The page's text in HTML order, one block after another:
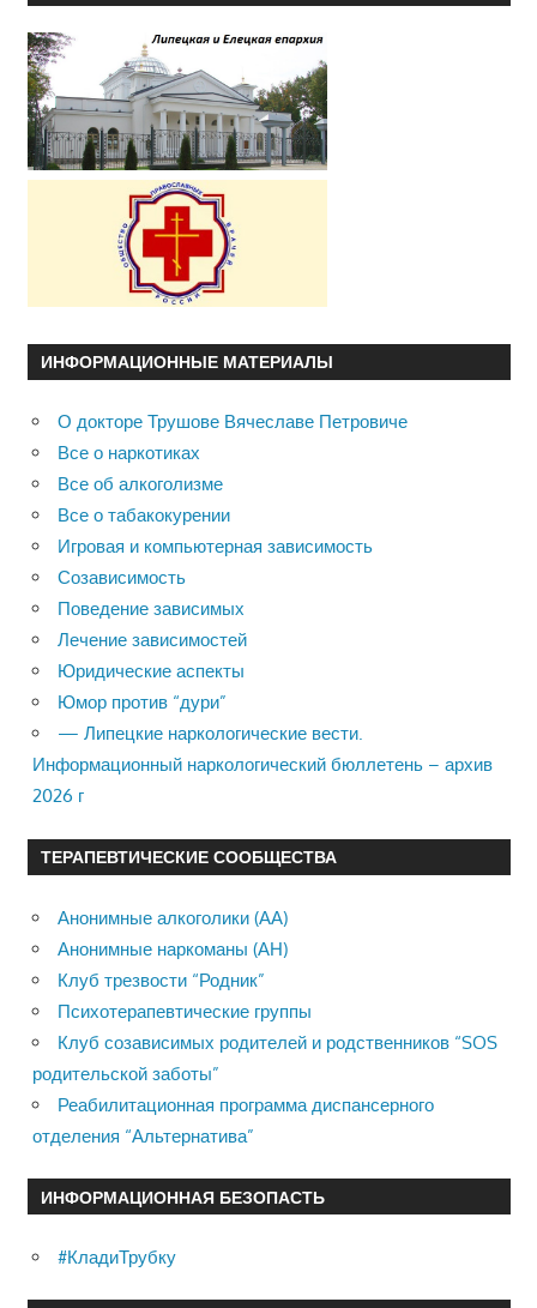
ИНФОРМАЦИОННЫЕ МАТЕРИАЛЫ
О докторе Трушове Вячеславе Петровиче
Все о наркотиках
Все об алкоголизме
Все о табакокурении
Игровая и компьютерная зависимость
Созависимость
Поведение зависимых
Лечение зависимостей
Юридические аспекты
Юмор против “дури”
— Липецкие наркологические вести.
Информационный наркологический бюллетень – архив
2026 г
ТЕРАПЕВТИЧЕСКИЕ СООБЩЕСТВА
Анонимные алкоголики (АА)
Анонимные наркоманы (АН)
Клуб трезвости “Родник”
Психотерапевтические группы
Клуб созависимых родителей и родственников “SOS
родительской заботы”
Реабилитационная программа диспансерного
отделения “Альтернатива”
ИНФОРМАЦИОННАЯ БЕЗОПАСТЬ
#КладиТрубку